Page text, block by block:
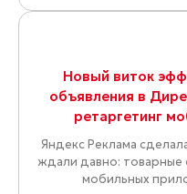
Новый виток
объявления в
ретаргетинг
Яндекс Реклама
ждали давно:
мобильных